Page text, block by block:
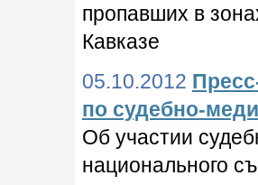
пропавших в
Кавказе
05.10.2012
по судебно-
Об участии
национального